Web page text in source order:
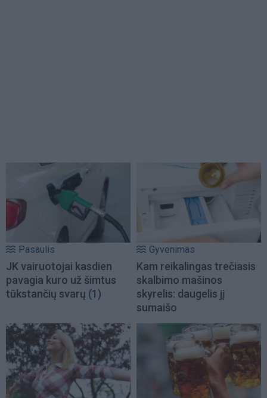
Pasaulis
JK vairuotojai kasdien
pavagia kuro už šimtus
tūkstančių svarų (1)
Gyvenimas
Kam reikalingas trečiasis
skalbimo mašinos
skyrelis: daugelis jį
sumaišo